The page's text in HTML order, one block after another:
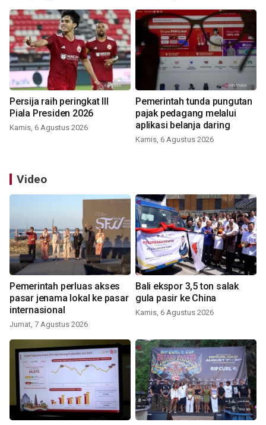
Persija raih peringkat III
Piala Presiden 2026
Kamis, 6 Agustus 2026
Pemerintah tunda pungutan
pajak pedagang melalui
aplikasi belanja daring
Kamis, 6 Agustus 2026
Video
Pemerintah perluas akses
pasar jenama lokal ke pasar
internasional
Jumat, 7 Agustus 2026
Bali ekspor 3,5 ton salak
gula pasir ke China
Kamis, 6 Agustus 2026